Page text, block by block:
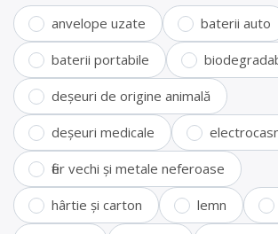
anvelope uzate baterii auto
baterii portabile
deșeuri de origine animală
deșeuri medicale
fier vechi și metale neferoase
hârtie și carton lemn